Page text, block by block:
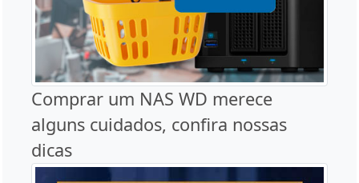
Comprar um NAS WD merece
alguns cuidados, confira nossas
dicas